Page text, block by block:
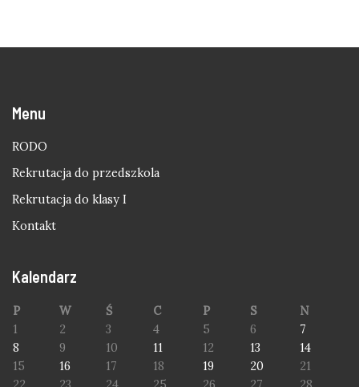
Menu
RODO
Rekrutacja do przedszkola
Rekrutacja do klasy I
Kontakt
Kalendarz
P W Ś C P S
N
1
2 3 4 5 6
7
8
9 10 11 12 13
14
15
16 17 18 19 20
21